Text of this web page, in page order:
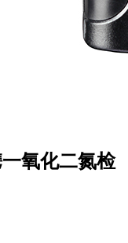
氧化二氮检